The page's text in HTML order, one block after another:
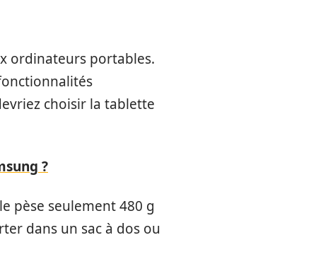
ordinateurs portables.
choisir la tablette
?
pèse seulement 480 g
dans un sac à dos ou